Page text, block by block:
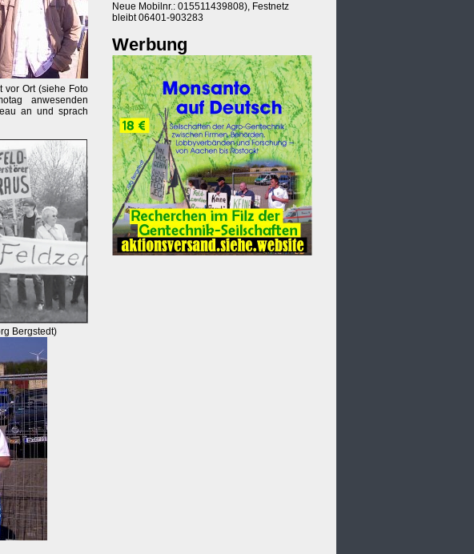
vor Ort (siehe Foto
anwesenden
an und sprach
Bergstedt)
Neue Mobilnr.: 015511439808), Festnetz
bleibt 06401-903283
Werbung